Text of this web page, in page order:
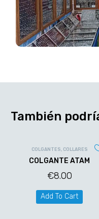
También
COLGANTES, COLLARES
COLGANTE ATAM
€8.00
Add To Cart